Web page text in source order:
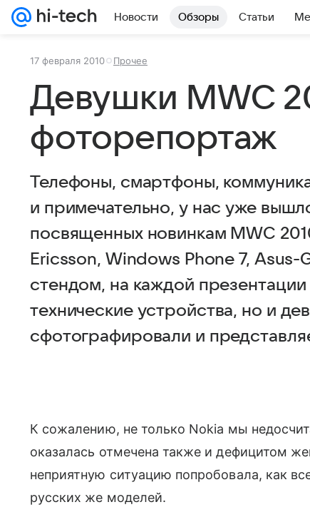
Новости Обзоры Статьи
17 февраля 2010 Прочее
Девушки MWC
фоторепортаж
Телефоны, смартфоны,
и примечательно, у нас уже
посвященных новинкам MWC
Ericsson, Windows Phone 7,
стендом, на каждой
технические устройства, но и
сфотографировали и
К сожалению, не только Nokia мы
оказалась отмечена также и дефицитом
неприятную ситуацию попробовала, как
русских же моделей.